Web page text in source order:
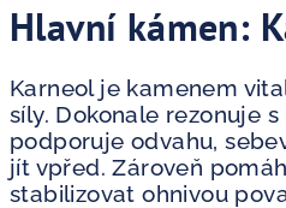
Hlavní kámen:
Karneol je kamenem
síly. Dokonale rezonuje
podporuje odvahu,
jít vpřed. Zároveň
stabilizovat ohnivou